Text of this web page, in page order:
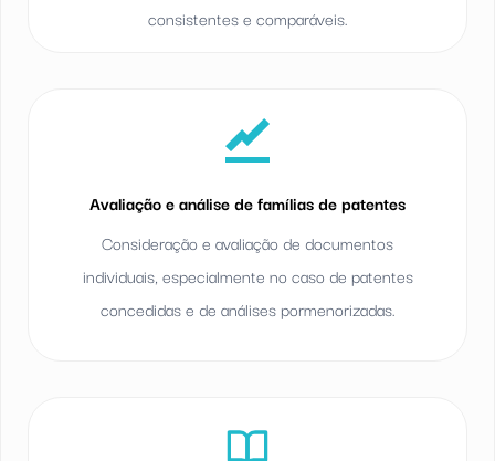
consistentes e comparáveis.
Avaliação e análise de famílias de patentes
Consideração e avaliação de documentos
individuais, especialmente no caso de patentes
concedidas e de análises pormenorizadas.